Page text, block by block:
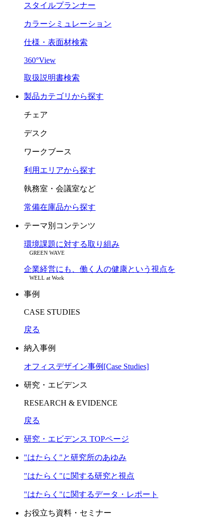
スタイルプランナー
カラーシミュレーション
仕様・表面材検索
360°View
取扱説明書検索
製品カテゴリから探す
チェア
デスク
ワークブース
利用エリアから探す
執務室・会議室など
常備在庫品から探す
テーマ別コンテンツ
環境課題に対する取り組み
GREEN WAVE
企業経営にも、働く人の健康という視点を
WELL at Work
事例
CASE STUDIES
戻る
納入事例
オフィスデザイン事例[Case Studies]
研究・エビデンス
RESEARCH & EVIDENCE
戻る
研究・エビデンス TOPページ
"はたらく"と研究所のあゆみ
"はたらく"に関する研究と視点
"はたらく"に関するデータ・レポート
お役立ち資料・セミナー